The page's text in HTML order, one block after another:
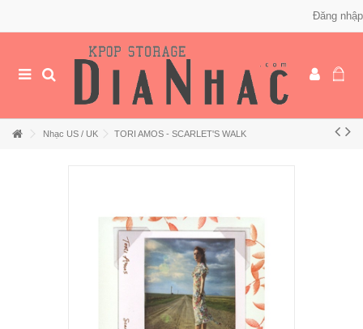
Đăng nhập
Nhạc US / UK TORI AMOS - SCARLET'S WALK